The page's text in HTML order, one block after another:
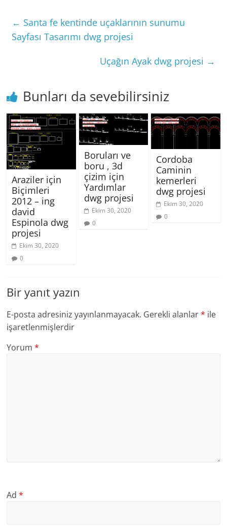
← Santa fe kentinde uçaklarının sunumu
Sayfası Tasarımı dwg projesi
Uçağın Ayak dwg projesi →
Bunları da sevebilirsiniz
Araziler için
Biçimleri
2012 – ing
david
Espinola dwg
projesi
Ekim 30, 2020
0
Boruları ve
boru , 3d
çizim için
Yardımlar
dwg projesi
Ekim 30, 2020
0
Cordoba
Caminin
kemerleri
dwg projesi
Ekim 30, 2020
0
Bir yanıt yazın
E-posta adresiniz yayınlanmayacak. Gerekli alanlar* ile
işaretlenmişlerdir
Yorum*
Ad*